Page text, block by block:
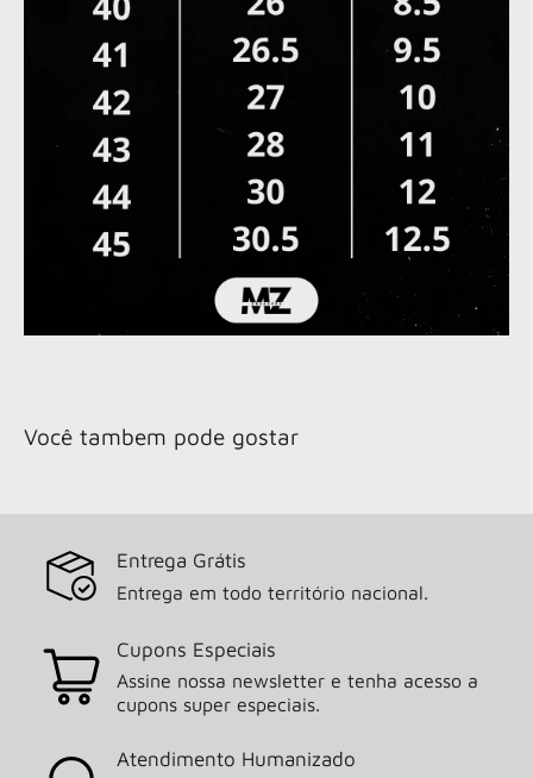
Você tambem pode gostar
Entrega Grátis
Entrega em todo território nacional.
Cupons Especiais
Assine nossa newsletter e tenha acesso a
cupons super especiais.
Atendimento Humanizado